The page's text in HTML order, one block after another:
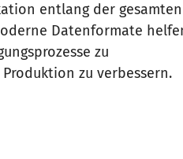
entlang der gesamten
Datenformate
zu
zu verbessern.